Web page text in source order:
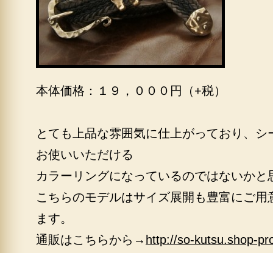
本体価格：１９，０００円（+税）
とても上品な雰囲気に仕上がっており、
お使いいただける
カラーリングになっているのではないかと
こちらのモデルはサイズ展開も豊富にご
ます。
通販はこちらから→ http://so-kutsu.shop-